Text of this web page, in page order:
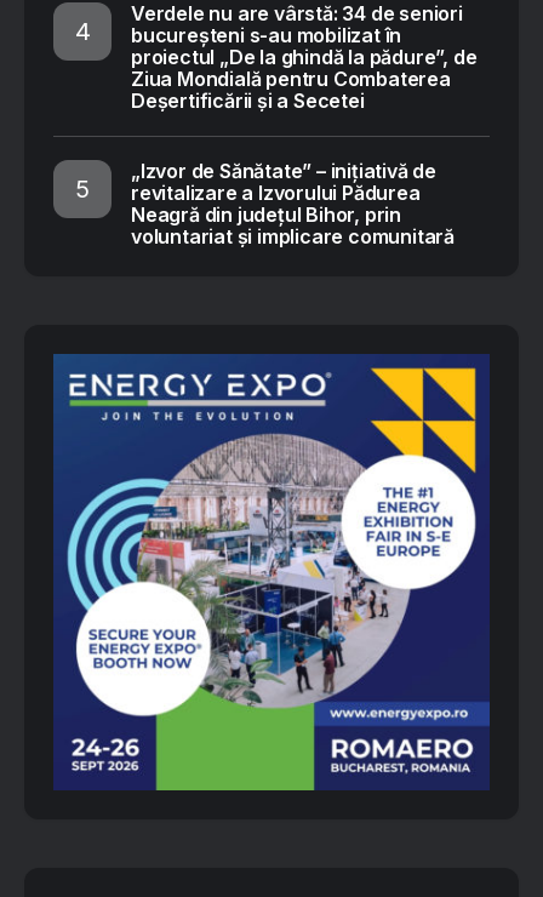
Verdele nu are vârstă: 34 de seniori
bucureșteni s-au mobilizat în
proiectul „De la ghindă la pădure”, de
Ziua Mondială pentru Combaterea
Deșertificării și a Secetei
„Izvor de Sănătate” – inițiativă de
revitalizare a Izvorului Pădurea
Neagră din județul Bihor, prin
voluntariat și implicare comunitară